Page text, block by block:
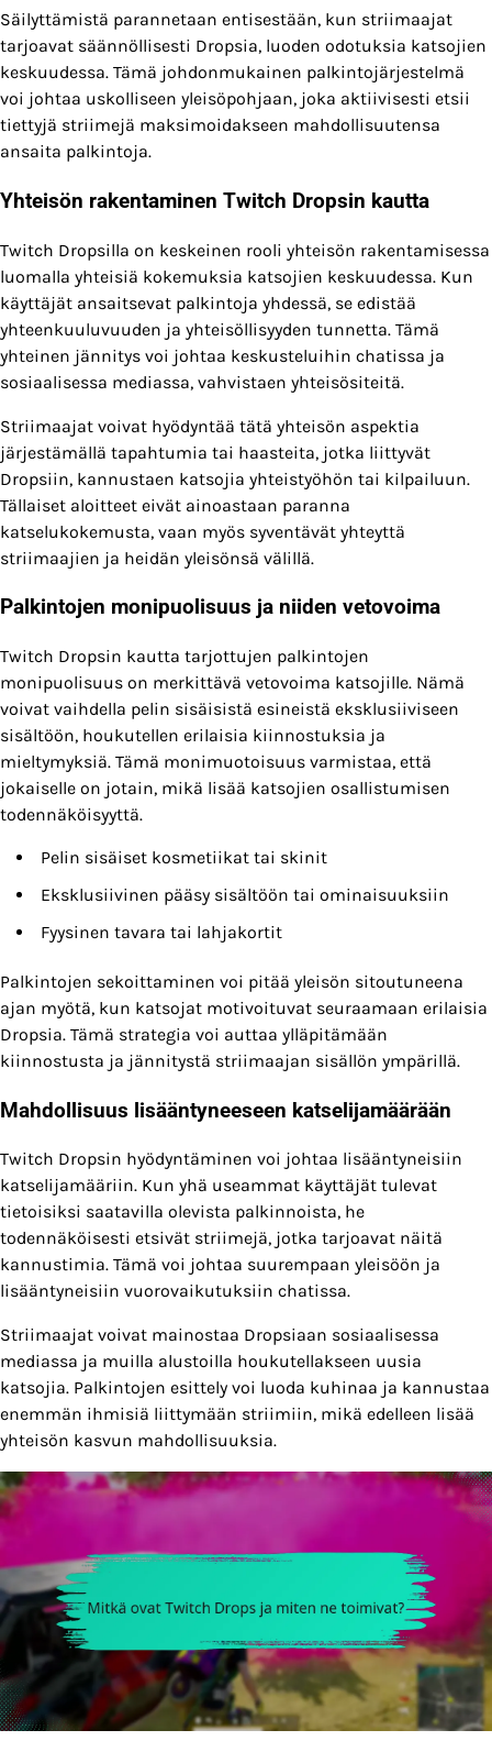
Säilyttämistä parannetaan entisestään, kun striimaajat
tarjoavat säännöllisesti Dropsia, luoden odotuksia katsojien
keskuudessa. Tämä johdonmukainen palkintojärjestelmä
voi johtaa uskolliseen yleisöpohjaan, joka aktiivisesti etsii
tiettyjä striimejä maksimoidakseen mahdollisuutensa
ansaita palkintoja.
Yhteisön rakentaminen Twitch Dropsin kautta
Twitch Dropsilla on keskeinen rooli yhteisön rakentamisessa
luomalla yhteisiä kokemuksia katsojien keskuudessa. Kun
käyttäjät ansaitsevat palkintoja yhdessä, se edistää
yhteenkuuluvuuden ja yhteisöllisyyden tunnetta. Tämä
yhteinen jännitys voi johtaa keskusteluihin chatissa ja
sosiaalisessa mediassa, vahvistaen yhteisösiteitä.
Striimaajat voivat hyödyntää tätä yhteisön aspektia
järjestämällä tapahtumia tai haasteita, jotka liittyvät
Dropsiin, kannustaen katsojia yhteistyöhön tai kilpailuun.
Tällaiset aloitteet eivät ainoastaan paranna
katselukokemusta, vaan myös syventävät yhteyttä
striimaajien ja heidän yleisönsä välillä.
Palkintojen monipuolisuus ja niiden vetovoima
Twitch Dropsin kautta tarjottujen palkintojen
monipuolisuus on merkittävä vetovoima katsojille. Nämä
voivat vaihdella pelin sisäisistä esineistä eksklusiiviseen
sisältöön, houkutellen erilaisia kiinnostuksia ja
mieltymyksiä. Tämä monimuotoisuus varmistaa, että
jokaiselle on jotain, mikä lisää katsojien osallistumisen
todennäköisyyttä.
Pelin sisäiset kosmetiikat tai skinit
Eksklusiivinen pääsy sisältöön tai ominaisuuksiin
Fyysinen tavara tai lahjakortit
Palkintojen sekoittaminen voi pitää yleisön sitoutuneena
ajan myötä, kun katsojat motivoituvat seuraamaan erilaisia
Dropsia. Tämä strategia voi auttaa ylläpitämään
kiinnostusta ja jännitystä striimaajan sisällön ympärillä.
Mahdollisuus lisääntyneeseen katselijamäärään
Twitch Dropsin hyödyntäminen voi johtaa lisääntyneisiin
katselijamääriin. Kun yhä useammat käyttäjät tulevat
tietoisiksi saatavilla olevista palkinnoista, he
todennäköisesti etsivät striimejä, jotka tarjoavat näitä
kannustimia. Tämä voi johtaa suurempaan yleisöön ja
lisääntyneisiin vuorovaikutuksiin chatissa.
Striimaajat voivat mainostaa Dropsiaan sosiaalisessa
mediassa ja muilla alustoilla houkutellakseen uusia
katsojia. Palkintojen esittely voi luoda kuhinaa ja kannustaa
enemmän ihmisiä liittymään striimiin, mikä edelleen lisää
yhteisön kasvun mahdollisuuksia.